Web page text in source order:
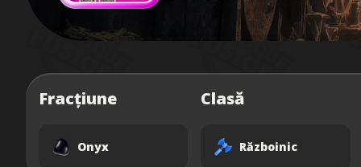
Fracțiune
Onyx
Clasă
Războinic